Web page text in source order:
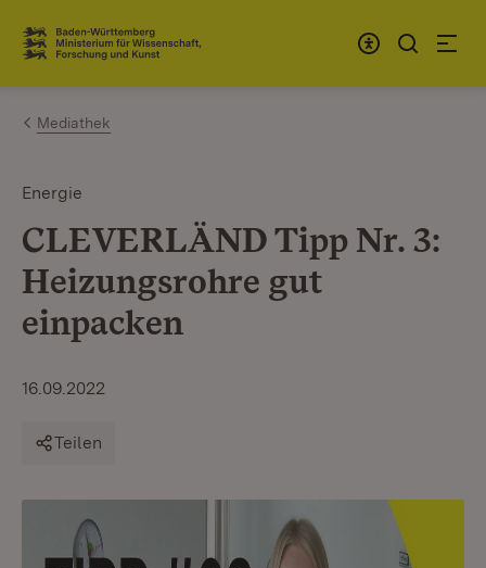
Zum Inhalt springen
Link zur Startseite
Mediathek
Energie
CLEVERLÄND Tipp Nr. 3:
Heizungsrohre gut
einpacken
16.09.2022
Teilen